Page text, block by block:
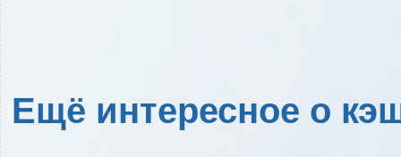
Ещё интересное о